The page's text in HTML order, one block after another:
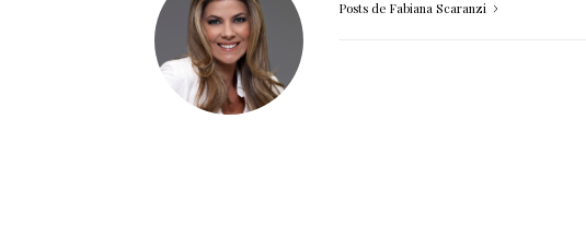
Posts de Fabiana Scaranzi